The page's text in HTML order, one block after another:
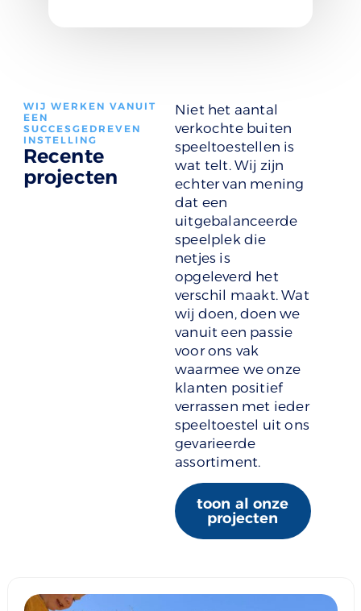
WIJ WERKEN VANUIT
EEN
SUCCESGEDREVEN
INSTELLING
Recente
projecten
Niet het aantal
verkochte buiten
speeltoestellen is
wat telt. Wij zijn
echter van mening
dat een
uitgebalanceerde
speelplek die
netjes is
opgeleverd het
verschil maakt. Wat
wij doen, doen we
vanuit een passie
voor ons vak
waarmee we onze
klanten positief
verrassen met ieder
speeltoestel uit ons
gevarieerde
assortiment.
toon al onze
projecten